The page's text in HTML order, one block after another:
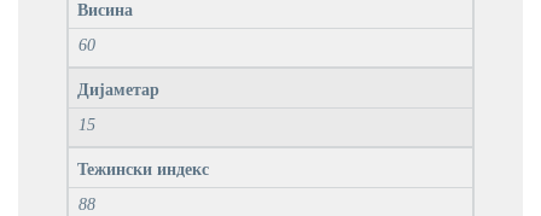
Висина
60
Дијаметар
15
Тежински индекс
88